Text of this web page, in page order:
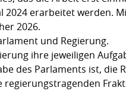
erarbeitet werden.
2026.
und Regierung.
ihre jeweiligen
des Parlaments ist, die